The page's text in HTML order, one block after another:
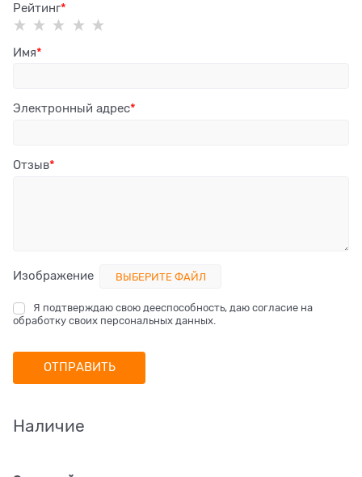
Рейтинг
Имя
Электронный адрес
Отзыв
Изображение ВЫБЕРИТЕ ФАЙЛ
Я подтверждаю свою дееспособность, даю согласие на
обработку своих персональных данных.
Наличие